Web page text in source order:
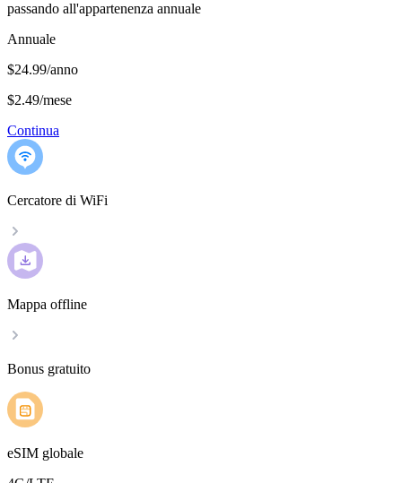
passando all'appartenenza annuale
Annuale
$24.99/anno
$2.49/mese
Continua
Cercatore di WiFi
Mappa offline
Bonus gratuito
eSIM globale